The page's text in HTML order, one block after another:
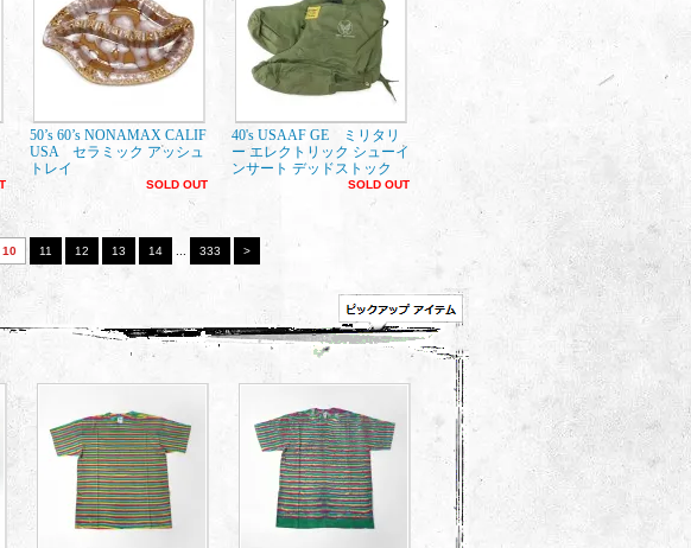
50’s 60’s NONAMAX CALIF
USA セラミック アッシュ
トレイ
SOLD OUT
40's USAAF GE ミリタリ
ー エレクトリック シューイ
ンサート デッドストック
SOLD OUT
10 11 12 13 14 333 >